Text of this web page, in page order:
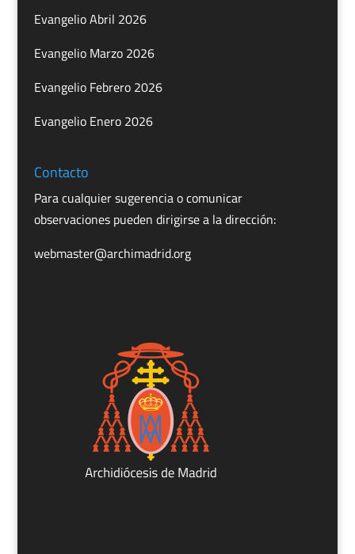
Evangelio Abril 2026
Evangelio Marzo 2026
Evangelio Febrero 2026
Evangelio Enero 2026
Contacto
Para cualquier sugerencia o comunicar
observaciones pueden dirigirse a la dirección:
webmaster@archimadrid.org